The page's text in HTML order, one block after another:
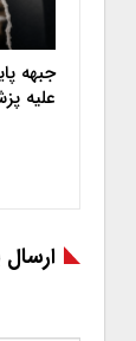
جبهه
علیه